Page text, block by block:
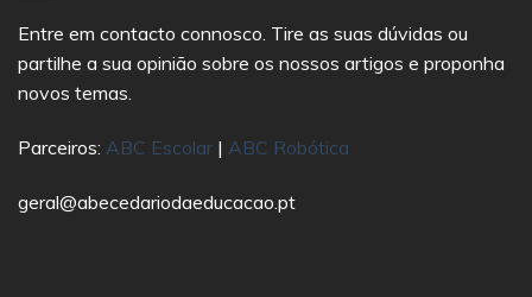
Entre em contacto connosco. Tire as suas dúvidas ou
partilhe a sua opinião sobre os nossos artigos e proponha
novos temas.
Parceiros: ABC Escolar | ABC Robótica
geral@abecedariodaeducacao.pt